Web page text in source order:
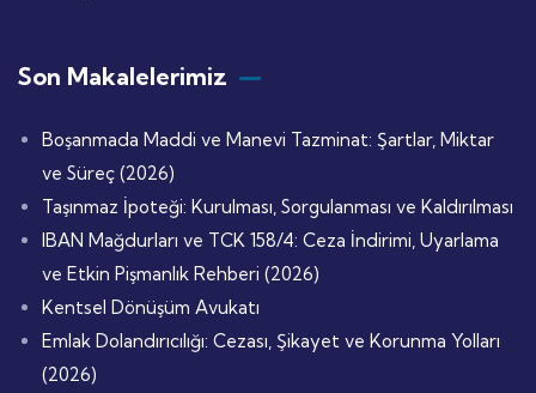
Son Makalelerimiz
Boşanmada Maddi ve Manevi Tazminat: Şartlar, Miktar
ve Süreç (2026)
Taşınmaz İpoteği: Kurulması, Sorgulanması ve Kaldırılması
IBAN Mağdurları ve TCK 158/4: Ceza İndirimi, Uyarlama
ve Etkin Pişmanlık Rehberi (2026)
Kentsel Dönüşüm Avukatı
Emlak Dolandırıcılığı: Cezası, Şikayet ve Korunma Yolları
(2026)